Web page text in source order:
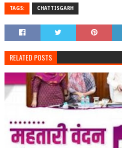
TAGS: CHATTISGARH
RELATED POSTS